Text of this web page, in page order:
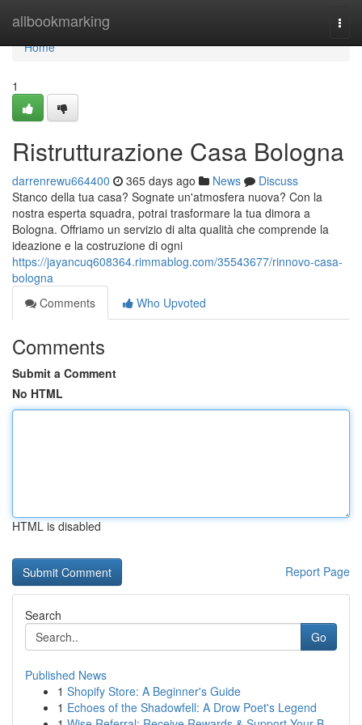
allbookmarking
Home
Home
1
Ristrutturazione Casa Bologna
darrenrewu664400 365 days ago News
Discuss
Stanco della tua casa? Sognate un'atmosfera nuova? Con la
nostra esperta squadra, potrai trasformare la tua dimora a
Bologna. Offriamo un servizio di alta qualità che comprende la
ideazione e la costruzione di ogni
https://jayancuq608364.rimmablog.com/35543677/rinnovo-casa-
bologna
Comments
Who Upvoted
Comments
Submit a Comment
No HTML
HTML is disabled
Report Page
Search
Go
Published News
1 Shopify Store: A Beginner's Guide
1 Echoes of the Shadowfell: A Drow Poet's Legend